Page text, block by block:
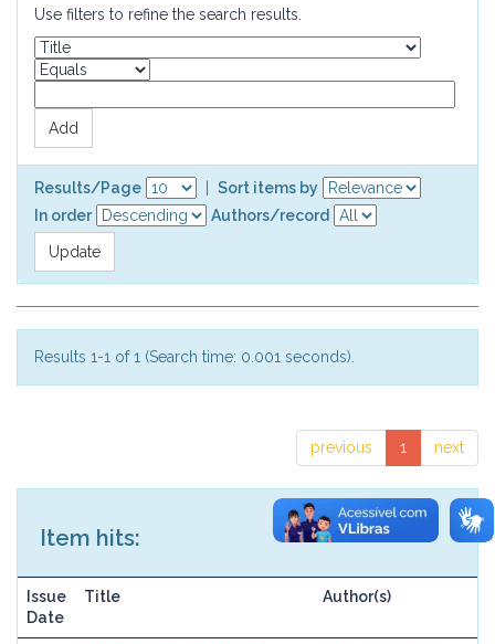
Use filters to refine the search results.
Results/Page
Sort items by
In order
Authors/record
Results 1-1 of 1 (Search time: 0.001 seconds).
previous 1 next
Item hits:
Issue
Date
Title Author(s)